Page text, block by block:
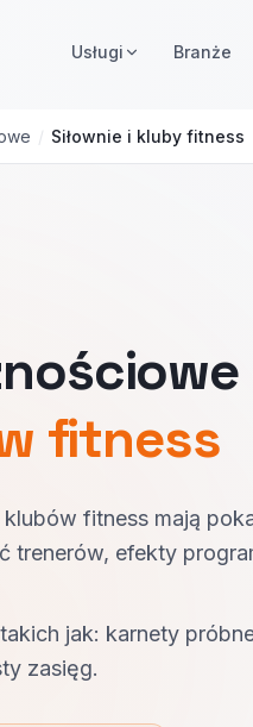
Usługi Branże
/ Siłownie i kluby fitness
fitness
klubów fitness mają
trenerów, efekty
jak: karnety
zasięg.